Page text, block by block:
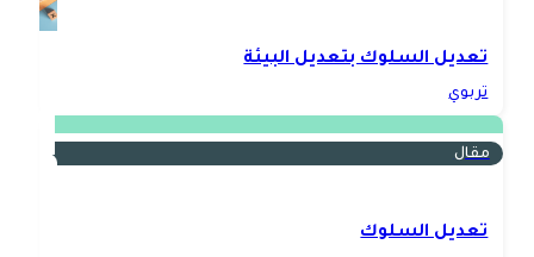
تعديل السلوك بتعديل البيئة
تربوي
مقال
تعديل السلوك